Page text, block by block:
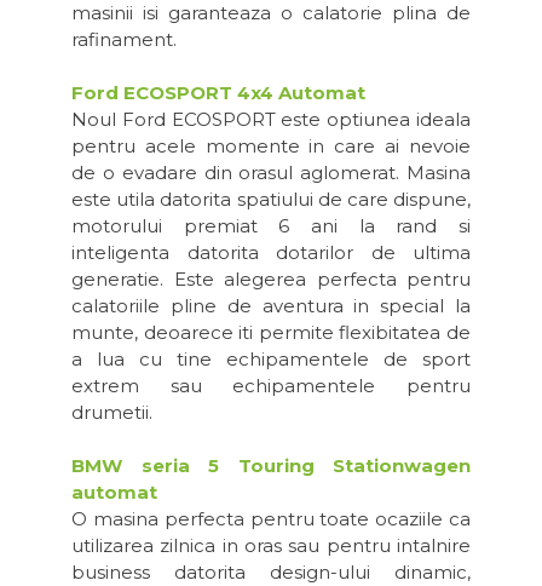
masinii isi garanteaza o calatorie plina de
rafinament.
Ford ECOSPORT 4x4 Automat
Noul Ford ECOSPORT este optiunea ideala
pentru acele momente in care ai nevoie
de o evadare din orasul aglomerat. Masina
este utila datorita spatiului de care dispune,
motorului premiat 6 ani la rand si
inteligenta datorita dotarilor de ultima
generatie. Este alegerea perfecta pentru
calatoriile pline de aventura in special la
munte, deoarece iti permite flexibitatea de
a lua cu tine echipamentele de sport
extrem sau echipamentele pentru
drumetii.
BMW seria 5 Touring Stationwagen
automat
O masina perfecta pentru toate ocaziile ca
utilizarea zilnica in oras sau pentru intalnire
business datorita design-ului dinamic,